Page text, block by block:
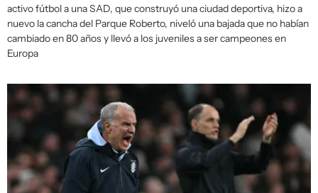
activo fútbol a una SAD, que construyó una ciudad deportiva, hizo a
nuevo la cancha del Parque Roberto, niveló una bajada que no habían
cambiado en 80 años y llevó a los juveniles a ser campeones en
Europa